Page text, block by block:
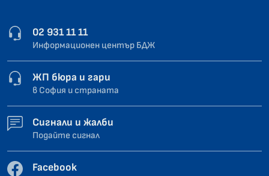
02 931 11 11
Информационен център БДЖ
ЖП бюра и гари
в София и страната
Сигнали и жалби
Подайте сигнал
Facebook